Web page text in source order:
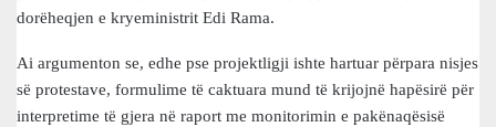
dorëheqjen e kryeministrit Edi Rama.
Ai argumenton se, edhe pse projektligji ishte hartuar përpara nisjes
së protestave, formulime të caktuara mund të krijojnë hapësirë për
interpretime të gjera në raport me monitorimin e pakënaqësisë